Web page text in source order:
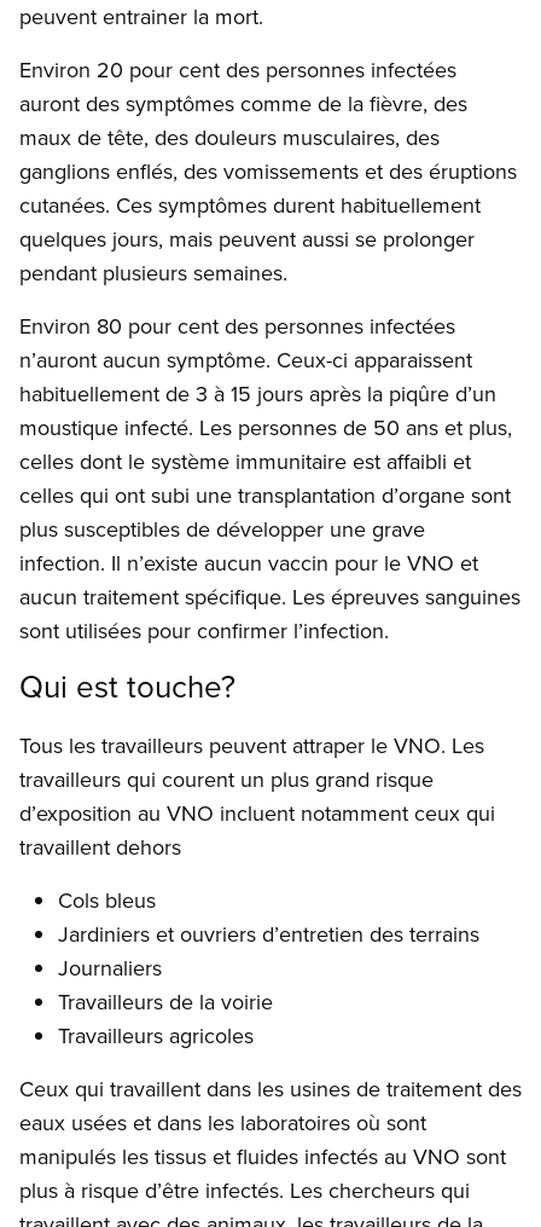
peuvent entrainer la mort.
Environ 20 pour cent des personnes infectées
auront des symptômes comme de la fièvre, des
maux de tête, des douleurs musculaires, des
ganglions enflés, des vomissements et des éruptions
cutanées. Ces symptômes durent habituellement
quelques jours, mais peuvent aussi se prolonger
pendant plusieurs semaines.
Environ 80 pour cent des personnes infectées
n’auront aucun symptôme. Ceux-ci apparaissent
habituellement de 3 à 15 jours après la piqûre d’un
moustique infecté. Les personnes de 50 ans et plus,
celles dont le système immunitaire est affaibli et
celles qui ont subi une transplantation d’organe sont
plus susceptibles de développer une grave
infection. Il n’existe aucun vaccin pour le VNO et
aucun traitement spécifique. Les épreuves sanguines
sont utilisées pour confirmer l’infection.
Qui est touche?
Tous les travailleurs peuvent attraper le VNO. Les
travailleurs qui courent un plus grand risque
d’exposition au VNO incluent notamment ceux qui
travaillent dehors
Cols bleus
Jardiniers et ouvriers d’entretien des terrains
Journaliers
Travailleurs de la voirie
Travailleurs agricoles
Ceux qui travaillent dans les usines de traitement des
eaux usées et dans les laboratoires où sont
manipulés les tissus et fluides infectés au VNO sont
plus à risque d’être infectés. Les chercheurs qui